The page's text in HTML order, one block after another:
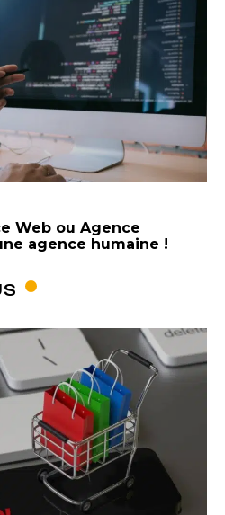
Web ou Agence
agence humaine !